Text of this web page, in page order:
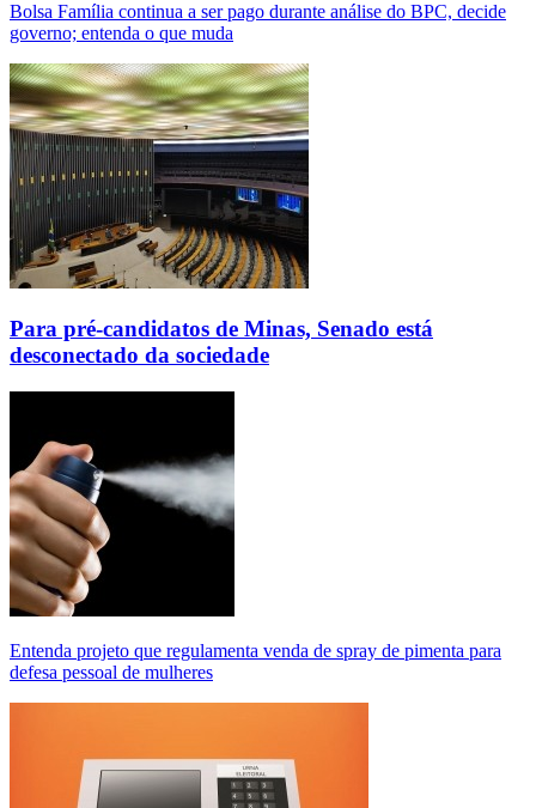
Bolsa Família continua a ser pago durante análise do BPC, decide
governo; entenda o que muda
Para pré-candidatos de Minas, Senado está
desconectado da sociedade
Entenda projeto que regulamenta venda de spray de pimenta para
defesa pessoal de mulheres